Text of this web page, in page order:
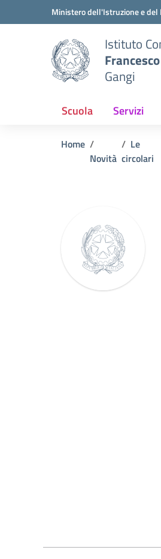
Vai ai contenuti
Vai al menu di navigazioneMinistero dell'Istruzione e del
Istituto
Gangi
Scuola Servizi
Home
Novità
Le
circolari